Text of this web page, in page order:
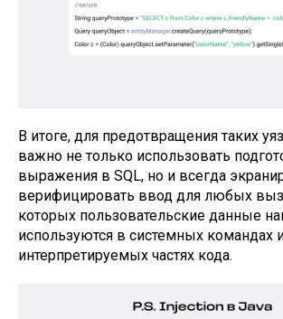
В итоге, для предотвращения таких
важно не только использовать
выражения в SQL, но и всегда
верифицировать ввод для любых
которых пользовательские данные
используются в системных командах
интерпретируемых частях кода.